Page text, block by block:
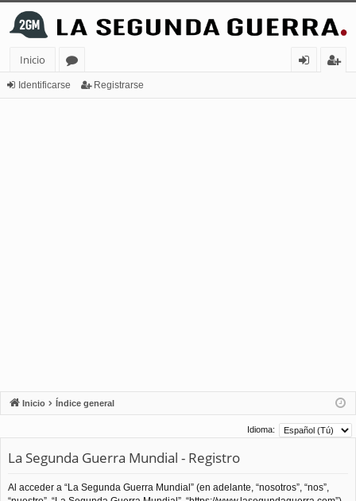
Inicio
or
Identificarse Registrarse
Inicio Índice general
Idioma:
La Segunda Guerra Mundial - Registro
Al acceder a “La Segunda Guerra Mundial” (en adelante, “nosotros”, “nos”,